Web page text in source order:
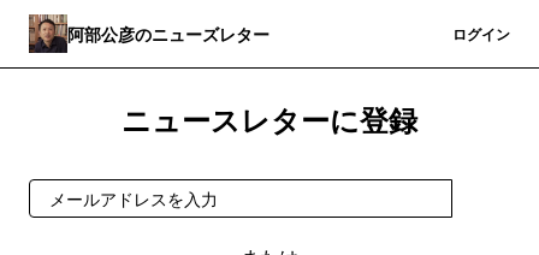
阿部公彦のニューズレター ログイン
ニュースレターに登録